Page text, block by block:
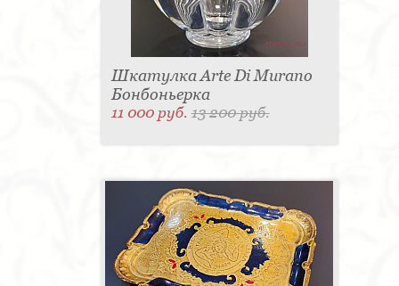
Шкатулка Arte Di Murano
Бонбоньерка
11 000 руб.13 200 руб.